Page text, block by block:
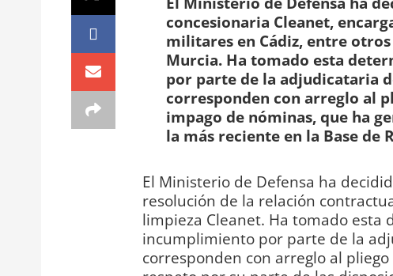
concesionaria Cleanet,
militares en Cádiz, entre
Murcia. Ha tomado esta
por parte de la adjudicataria
corresponden con arreglo al
impago de nóminas, que ha
la más reciente en la Base de
El Ministerio de Defensa ha
resolución de la relación
limpieza Cleanet. Ha tomado
incumplimiento por parte de la
corresponden con arreglo al